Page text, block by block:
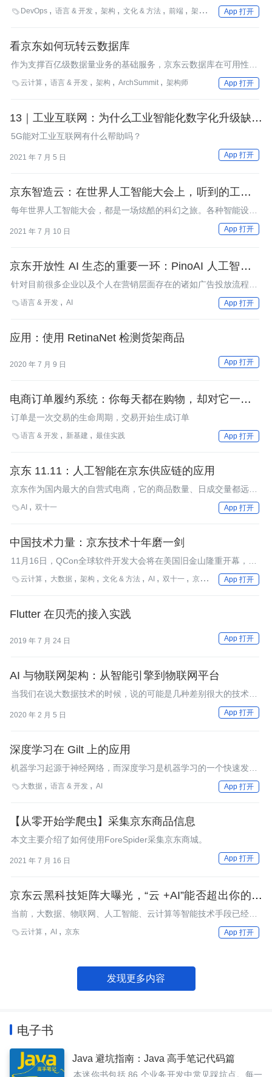
促销活动，以“火红六月”为宣传点，其中6月18日是京东促销力度
最大的一天。一度将京东618促成与双11遥相呼应的又一大全民网
 DevOps 语言 & 开发 架构 文化 & 方法 前端 架构师 运维
App 打开
看京东如何玩转云数据库
作为支撑百亿级数据量业务的基础服务，京东云数据库在可用性及
高性能方面有极高的要求。本期我们的采访嘉宾是京东资深架构师
云计算 语言 & 开发 架构 ArchSummit 架构师 App 打开
13｜工业互联网：为什么工业智能化数字化升级缺不
了 5G？
5G能对工业互联网有什么帮助吗？
2021 年 7 月 5 日 App 打开
京东智造云：在世界人工智能大会上，听到的工业智
能生长的声音
每年世界人工智能大会，都是一场炫酷的科幻之旅。各种智能设
备、技术大咖云集，让身处其中的观众成了距离未来最近的一群
人。
2021 年 7 月 10 日 App 打开
京东开放性 AI 生态的重要一环：PinoAI 人工智能平
台
针对目前很多企业以及个人在营销层面存在的诸如广告投放流程
长、效率低、海量投放不精准等固有问题，以及企业开发新的相关
技术能力弱，周期长等短板，京东技术部门经过攻坚，开发出一套
PinoAI。 10月12日，InfoQ记者来到京东PinoAI的产品发布会现
解析。
语言 & 开发 AI App 打开
应用：使用 RetinaNet 检测货架商品
2020 年 7 月 9 日 App 打开
电商订单履约系统：你每天都在购物，却对它一无所
知
订单是一次交易的生命周期，交易开始生成订单
语言 & 开发 新基建 最佳实践 App 打开
京东 11.11：人工智能在京东供应链的应用
京东作为国内最大的自营式电商，它的商品数量、日成交量都远远
超过了线下实体商超，其供应链受到巨大挑战。在今年，京东上线
了智慧供应链项目，使用人工智能帮助供应链更好决策。今年9月
供应链挑战赛亚军。人工智能到底是如何促进供应链技术升级的，
AI 双十一 App 打开
中国技术力量：京东技术十年磨一剑
11月16日，QCon全球软件开发大会将在美国旧金山隆重开幕，17
日这天，由极客邦科技及InfoQ中国组织策划的中国技术开放日
（ChinaTech Day）也将亮相大会，来自阿里巴巴、京东、腾讯、
表，向国外的参会者分享中国互联网的顶尖技术。京东商城技术副
怎样通过云计算和大数据服务的方式，助力传统行业转型。京东从
云计算 大数据 架构 文化 & 方法 AI 双十一 京东618 App 打开
Flutter 在贝壳的接入实践
2019 年 7 月 24 日 App 打开
AI 与物联网架构：从智能引擎到物联网平台
当我们在说大数据技术的时候，说的可能是几种差别很大的技术。
2020 年 2 月 5 日 App 打开
深度学习在 Gilt 上的应用
机器学习起源于神经网络，而深度学习是机器学习的一个快速发展
的子领域。最近的一些算法的进步和GPU并行计算的使用，使得基
于深度学习的算法可以在围棋和其他的一些实际应用里取得很好的
际应用中使用深度学习技术。
 大数据 语言 & 开发 AI App 打开
【从零开始学爬虫】采集京东商品信息
本文主要介绍了如何使用ForeSpider采集京东商城。
2021 年 7 月 16 日 App 打开
京东云黑科技矩阵大曝光，“云 +AI”能否超出你的想
象？
当前，大数据、物联网、人工智能、云计算等智能技术手段已经逐
步成熟，并迎来“核聚变”发展态势。
云计算 AI 京东 App 打开
发现更多内容
电子书
Java 避坑指南：Java 高手笔记代码篇
本迷你书包括 86 个业务开发中常见踩坑点。每一